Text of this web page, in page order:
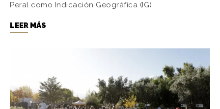
Peral como Indicación Geográfica (IG).
LEER MÁS